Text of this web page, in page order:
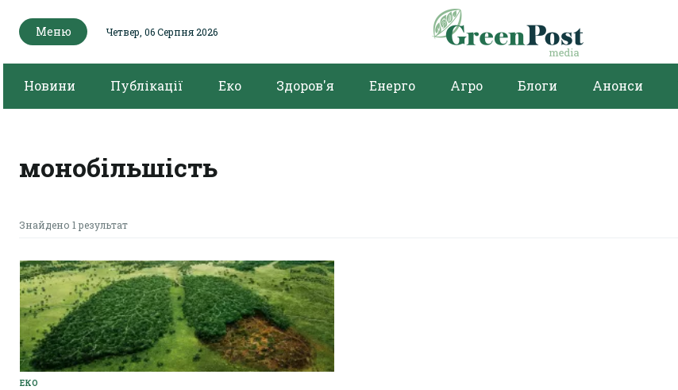
Меню Четвер, 06 Серпня 2026
Новини Публікації Еко Здоров'я Енерго Агро Блоги Анонси
монобільшість
Знайдено 1 результат
ЕКО